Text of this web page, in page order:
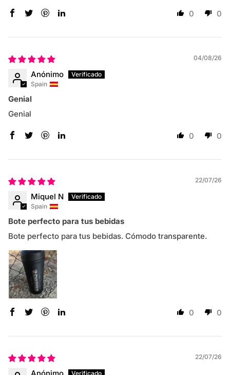
0 0
04/08/26
Anónimo
Spain
Genial
Genial
0 0
22/07/26
Miquel N
Spain
Bote perfecto para tus bebidas
Bote perfecto para tus bebidas. Cómodo transparente.
0 0
22/07/26